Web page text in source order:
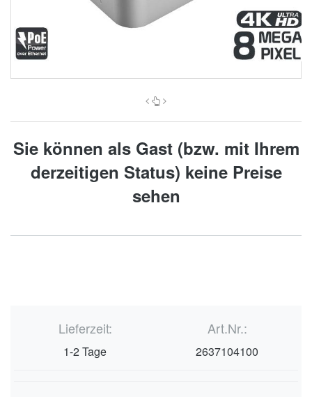
Sie können als Gast (bzw. mit Ihrem
derzeitigen Status) keine Preise
sehen
Lieferzeit:
1-2 Tage
Art.Nr.:
2637104100